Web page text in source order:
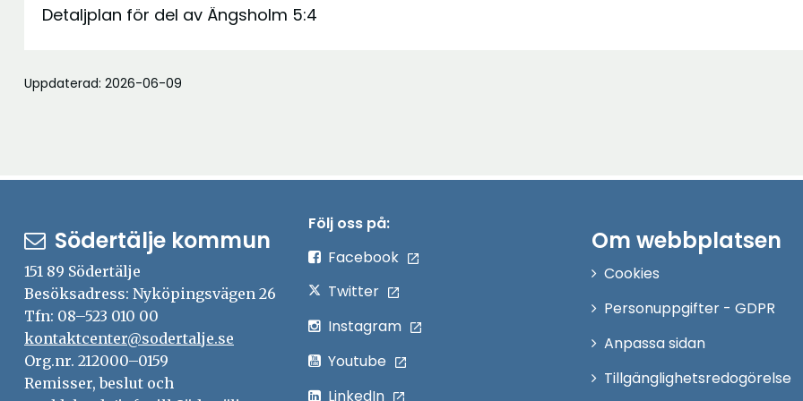
Detaljplan för del av Ängsholm 5:4
Uppdaterad: 2026-06-09
Södertälje kommun
151 89 Södertälje
Besöksadress: Nyköpingsvägen 26
Tfn: 08–523 010 00
kontaktcenter@sodertalje.se
Org.nr. 212000–0159
Remisser, beslut och
Följ oss på:
Facebook
Twitter
Instagram
Youtube
LinkedIn
Om webbplatsen
Cookies
Personuppgifter - GDPR
Anpassa sidan
Tillgänglighetsredogörelse